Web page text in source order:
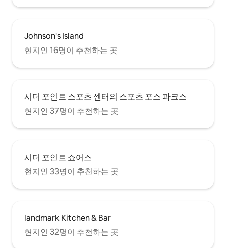
Johnson's Island
현지인 16명이 추천하는 곳
시더 포인트 스포츠 센터의 스포츠 포스 파크스
현지인 37명이 추천하는 곳
시더 포인트 쇼어스
현지인 33명이 추천하는 곳
landmark Kitchen & Bar
현지인 32명이 추천하는 곳